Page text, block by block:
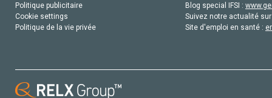
Politique publicitaire
Cookie settings
Politique de la vie privée
Blog special IFSI :
Suivez notre actualité
Site d'emploi en santé :